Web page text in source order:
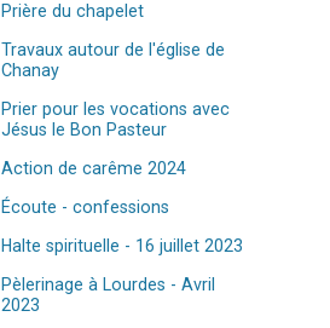
Prière du chapelet
Travaux autour de l'église de
Chanay
Prier pour les vocations avec
Jésus le Bon Pasteur
Action de carême 2024
Écoute - confessions
Halte spirituelle - 16 juillet 2023
Pèlerinage à Lourdes - Avril
2023